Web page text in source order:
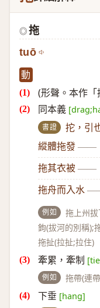
◎ 拖
tuō
動
(形聲。本作
同本義
書證 拕，引
縱體拖發 ——
拖其衣被 ——
拖舟而入水
例如
拖上州
鉤(拔河的別稱);
拖扯(拉扯;拉住)
牽累，牽制
例如 拖帶(連
下垂 [hang]